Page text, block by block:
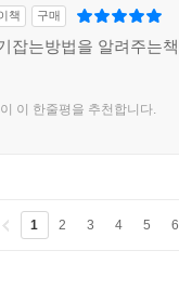
책 구매
잡는방법을 알려주는책
이 이 한줄평을 추천합니다.
1 2 3 4 5 6